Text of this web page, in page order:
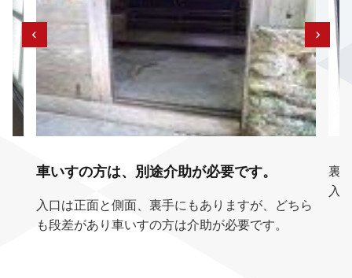
車いすの方は、別途介助が必要です。
入口は正面と側面、裏手にもありますが、どちら
も段差があり車いすの方は介助が必要です。
裏
入